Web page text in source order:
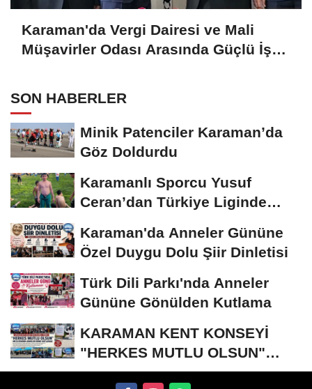
Karaman'da Vergi Dairesi ve Mali
Müşavirler Odası Arasında Güçlü İş
SON HABERLER
Minik Patenciler Karaman’da
Göz Doldurdu
Karamanlı Sporcu Yusuf
Ceran’dan Türkiye Liginde
Karaman'da Anneler Gününe
Özel Duygu Dolu Şiir Dinletisi
Türk Dili Parkı'nda Anneler
Gününe Gönülden Kutlama
KARAMAN KENT KONSEYİ
"HERKES MUTLU OLSUN"
MECLİSİNDEN ANNELER